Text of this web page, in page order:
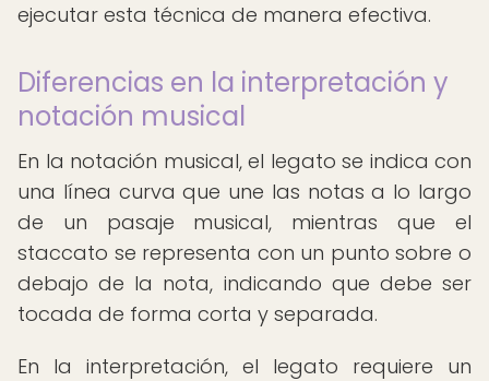
ejecutar esta técnica de manera efectiva.
Diferencias en la interpretación y
notación musical
En la notación musical, el legato se indica con
una línea curva que une las notas a lo largo
de un pasaje musical, mientras que el
staccato se representa con un punto sobre o
debajo de la nota, indicando que debe ser
tocada de forma corta y separada.
En la interpretación, el legato requiere un